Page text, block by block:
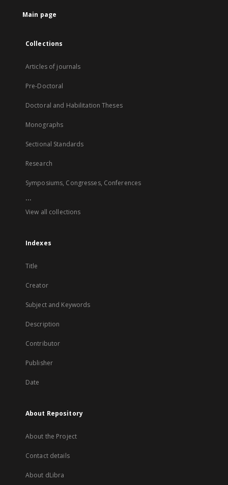
Main page
Collections
Articles of journals
Pre-Doctoral
Doctoral and Habilitation Theses
Monographs
Sectional Standards
Research
Symposiums, Congresses, Conferences
...
View all collections
Indexes
Title
Creator
Subject and Keywords
Description
Contributor
Publisher
Date
About Repository
About the Project
Contact details
About dLibra